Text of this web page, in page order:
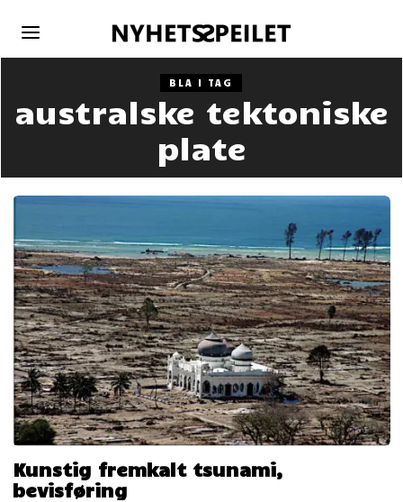
BLA I TAG
australske tektoniske
plate
Kunstig fremkalt tsunami,
bevisføring